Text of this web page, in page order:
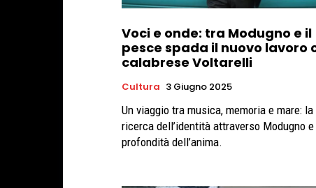
Voci e onde: tra Modugno e il
pesce spada il nuovo lavoro
calabrese Voltarelli
Cultura 3 Giugno 2025
Un viaggio tra musica, memoria e mare: la
ricerca dell’identità attraverso Modugno
profondità dell’anima.